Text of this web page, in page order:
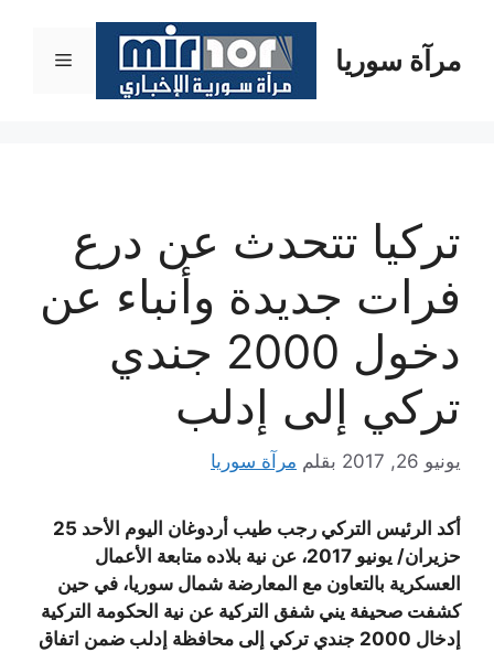
المحتوىمرآة سوريا القائمة
تركيا تتحدث عن درع
فرات جديدة وأنباء عن
دخول 2000 جندي
تركي إلى إدلب
يونيو 26, 2017 بقلم مرآة سوريا
أكد الرئيس التركي رجب طيب أردوغان اليوم الأحد 25
حزيران/ يونيو 2017، عن نية بلاده متابعة الأعمال
العسكرية بالتعاون مع المعارضة شمال سوريا، في حين
كشفت صحيفة يني شفق التركية عن نية الحكومة التركية
إدخال 2000 جندي تركي إلى محافظة إدلب ضمن اتفاق